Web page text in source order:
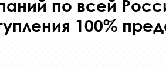
по всей
100%